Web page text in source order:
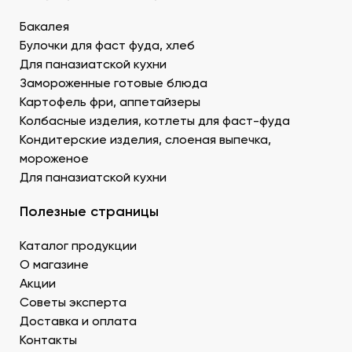
Креветку – королевскую, тигровую, дикую. В
Донецке купить продукты для суши –
морепродукты, можно оптом и с доставкой.
Муку темпура. Смесь пшеничной и рисовой муки с
крахмалом для золотистой корочки. Можно
заказать премиальный мучной продукт для суши в
Водоросли. Комбу, нори – качественные продукты
для суши в ДНР с быстрой доставкой.
Икру масаго, тобико. Свежайшие продукты для
Белый и черный кунжут. Придает блюду ореховые
суши оптом – кунжутные семена в разной
расфасовке. Используются для создания
вкусового оттенка и декорирования.
Соевый соус. Приготовленный по классическому
Бакалея
Булочки для фаст фуда, хлеб
Для паназиатской кухни
Замороженные готовые блюда
Картофель фри, аппетайзеры
Колбасные изделия, котлеты для фаст-фуда
Кондитерские изделия, слоеная выпечка,
мороженое
Для паназиатской кухни
Полезные страницы
Каталог продукции
О магазине
Акции
Советы эксперта
Доставка и оплата
Контакты